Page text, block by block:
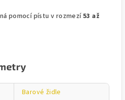
pomocí pístu v rozmezí53 až
Barové židle